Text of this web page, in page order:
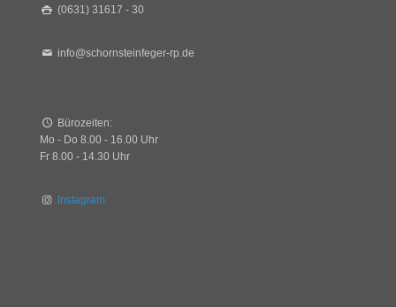
(0631) 31617 - 30
info@schornsteinfeger-rp.de
Bürozeiten:
Mo - Do 8.00 - 16.00 Uhr
Fr 8.00 - 14.30 Uhr
Instagram